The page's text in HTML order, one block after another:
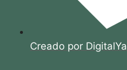
Creado por DigitalYa